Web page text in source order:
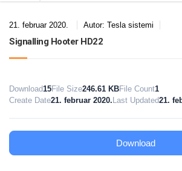
21. februar 2020. Autor: Tesla sistemi
Signalling Hooter HD22
Download 15File Size246.61 KBFile Count1
Create Date21. februar 2020. Last Updated21.
Download